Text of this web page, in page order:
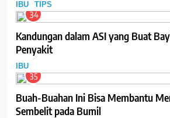
IBU TIPS
34
Kandungan dalam ASI yang Buat
Penyakit
IBU
35
Buah-Buahan Ini Bisa Membantu
Sembelit pada Bumil